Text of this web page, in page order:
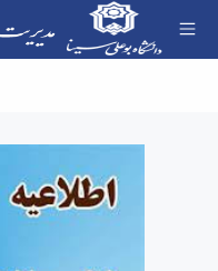
امور آموزشی